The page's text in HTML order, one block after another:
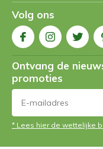
Volg ons
Ontvang de
promoties
* Lees hier de wettelijke